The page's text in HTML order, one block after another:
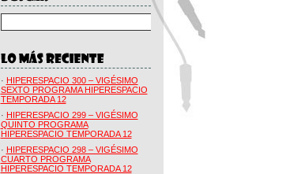
· HIPERESPACIO 300 – VIGÉSIMO
SEXTO PROGRAMA HIPERESPACIO
TEMPORADA 12
· HIPERESPACIO 299 – VIGÉSIMO
QUINTO PROGRAMA
HIPERESPACIO TEMPORADA 12
· HIPERESPACIO 298 – VIGÉSIMO
CUARTO PROGRAMA
HIPERESPACIO TEMPORADA 12